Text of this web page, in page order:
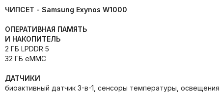
ЧИПСЕТ - Samsung Exynos W1000
ОПЕРАТИВНАЯ ПАМЯТЬ
И НАКОПИТЕЛЬ
2 ГБ LPDDR 5
32 ГБ eMMC
ДАТЧИКИ
биоактивный датчик 3-в-1, сенсоры температуры,